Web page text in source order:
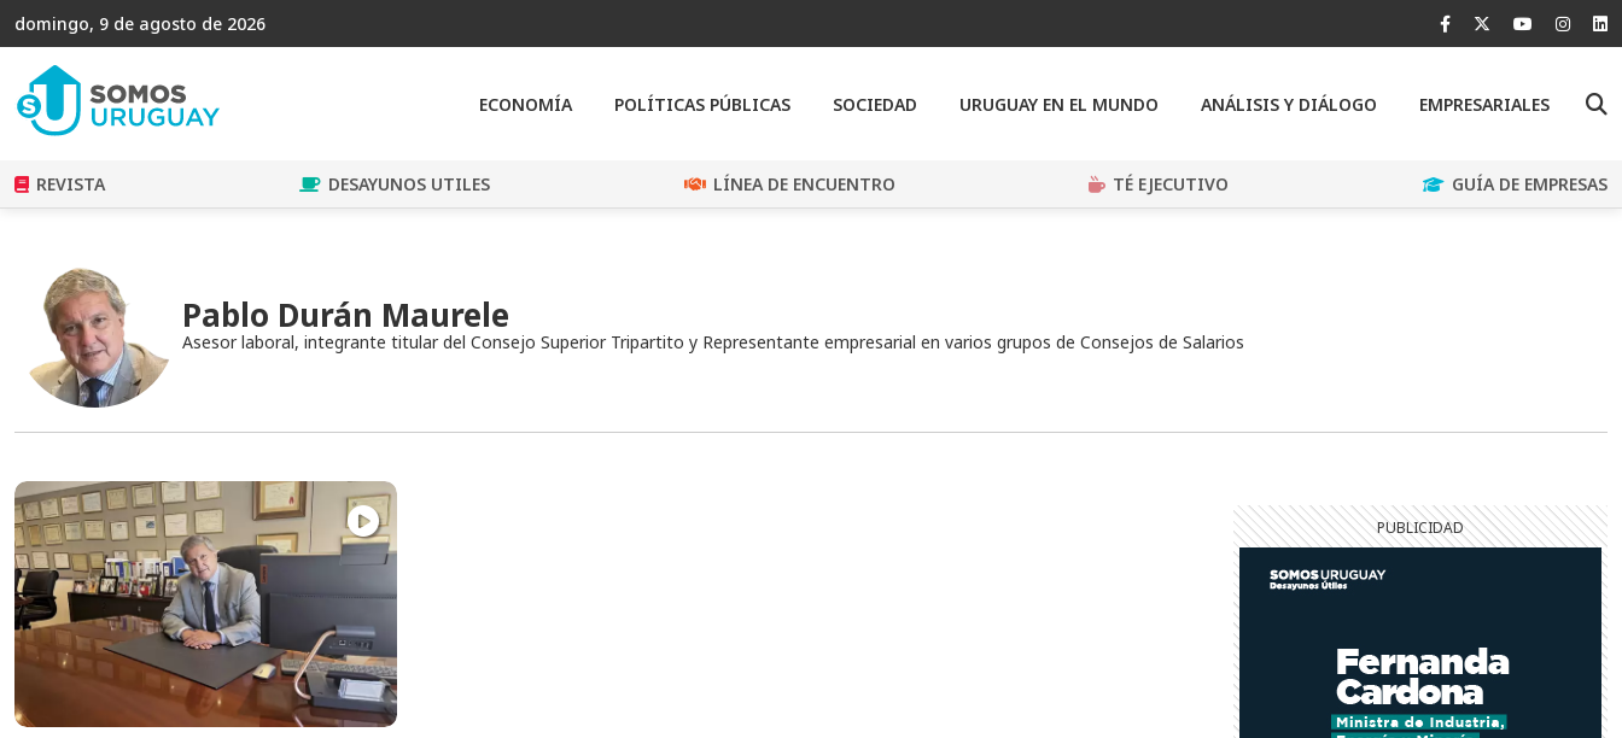
domingo, 9 de agosto de 2026
ECONOMÍA POLÍTICAS PÚBLICAS SOCIEDAD URUGUAY EN EL MUNDO ANÁLISIS Y DIÁLOGO EMPRESARIALES
REVISTA DESAYUNOS UTILES LÍNEA DE ENCUENTRO TÉ EJECUTIVO GUÍA DE EMPRESAS
Pablo Durán Maurele
Asesor laboral, integrante titular del Consejo Superior Tripartito y Representante empresarial en varios grupos de Consejos de Salarios